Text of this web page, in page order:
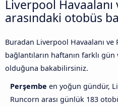
Liverpool Havaalanı
arasındaki otobüs
Buradan Liverpool Havaalanı ve
bağlantıların haftanın farklı
olduğuna bakabilirsiniz.
Perşembe en yoğun gündür,
Runcorn arası günlük 183